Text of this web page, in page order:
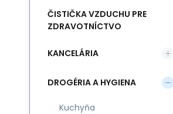
ČISTIČKA VZDUCHU PRE
ZDRAVOTNÍCTVO
KANCELÁRIA
DROGÉRIA A HYGIENA
Kuchyňa